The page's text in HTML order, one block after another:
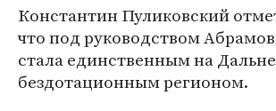
Константин Пуликовский
что под руководством
стала единственным на
бездотационным регионом.